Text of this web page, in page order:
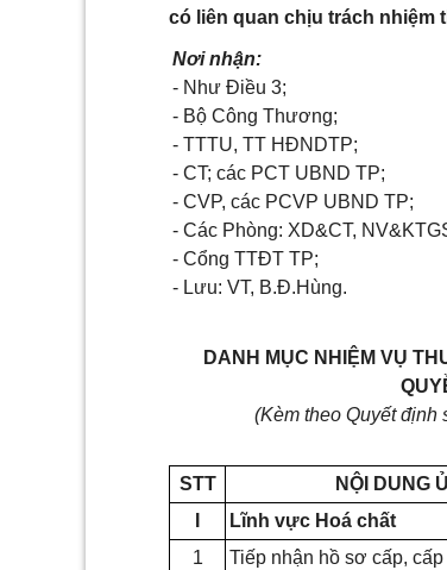
có liên quan chịu trách nhiệm
Nơi nhận:
- Như Điều 3;
- Bộ Công Thương;
- TTTU, TT HĐNDTP;
- CT; các PCT UBND TP;
- CVP, các PCVP UBND TP;
- Các Phòng: XD&CT,
- Cổng TTĐT TP;
- Lưu: VT, B.Đ.Hùng.
DANH MỤC NHIỆM VỤ
(Kèm theo Quyết định
STT NỘI DUNG
Lĩnh vực Hoá chất
1
Tiếp nhận hồ sơ cấp,